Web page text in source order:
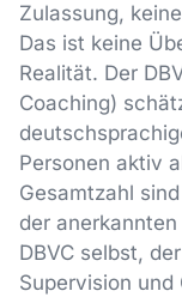
Zulassung,
Das ist keine
Realität. Der
Coaching)
Personen aktiv
Gesamtzahl
der
DBVC selbst,
Supervision und